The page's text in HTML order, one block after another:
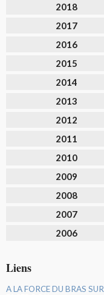
2018
2017
2016
2015
2014
2013
2012
2011
2010
2009
2008
2007
2006
Liens
A LA FORCE DU BRAS SUR